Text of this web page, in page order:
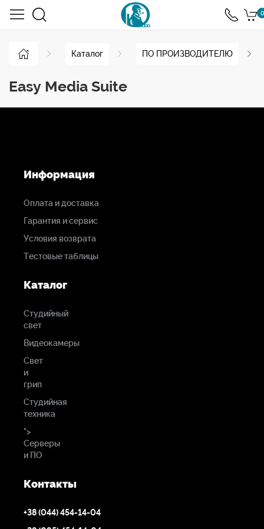
0
Каталог ПО ПРОИЗВОДИТЕЛЮ
Easy Media Suite
Информация
Оплата и доставка
Гарантия и сервис
Условия возврата
Тестовые таблицы
Каталог
Студийный
свет
Видеокамеры
Свет
и
грип
Студийная
техника
">
Серверы
и ПО
Контакты
+38 (044) 454-14-04